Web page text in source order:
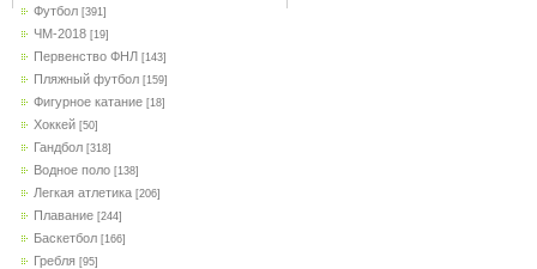
Футбол [391]
ЧМ-2018 [19]
Первенство ФНЛ [143]
Пляжный футбол [159]
Фигурное катание [18]
Хоккей [50]
Гандбол [318]
Водное поло [138]
Легкая атлетика [206]
Плавание [244]
Баскетбол [166]
Гребля [95]